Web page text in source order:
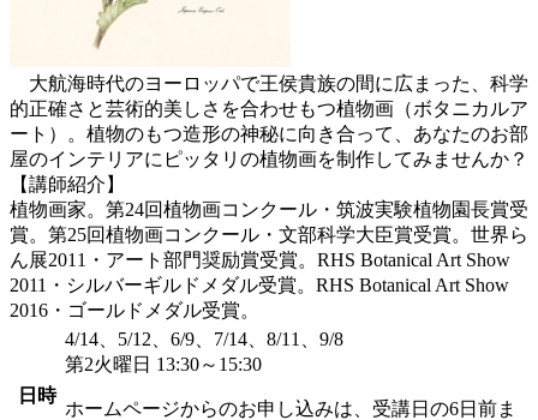
大航海時代のヨーロッパで王侯貴族の間に広まった、科学
的正確さと芸術的美しさを合わせもつ植物画（ボタニカルア
ート）。植物のもつ造形の神秘に向き合って、あなたのお部
屋のインテリアにピッタリの植物画を制作してみませんか？
【講師紹介】
植物画家。第24回植物画コンクール・筑波実験植物園長賞受
賞。第25回植物画コンクール・文部科学大臣賞受賞。世界ら
ん展2011・アート部門奨励賞受賞。RHS Botanical Art Show
2011・シルバーギルドメダル受賞。RHS Botanical Art Show
2016・ゴールドメダル受賞。
日時
4/14、5/12、6/9、7/14、8/11、9/8
第2火曜日 13:30～15:30
ホームページからのお申し込みは、受講日の6日前ま